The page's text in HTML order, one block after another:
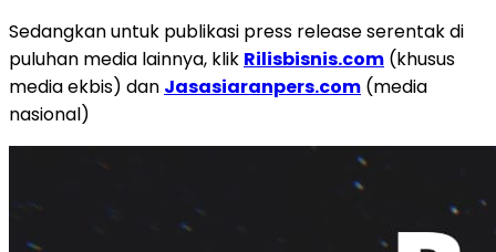
Sedangkan untuk publikasi press release serentak di
puluhan media lainnya, klik Rilisbisnis.com (khusus
media ekbis) dan Jasasiaranpers.com (media
nasional)